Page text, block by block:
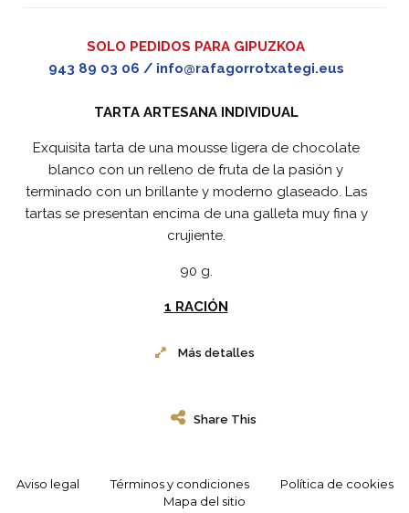
SOLO PEDIDOS PARA GIPUZKOA
943 89 03 06 / info@rafagorrotxategi.eus
TARTA ARTESANA INDIVIDUAL
Exquisita tarta de una mousse ligera de chocolate
blanco con un relleno de fruta de la pasión y
terminado con un brillante y moderno glaseado. Las
tartas se presentan encima de una galleta muy fina y
crujiente.
90 g.
1 RACIÓN
Más detalles
Share This
y FRUTOS
Aviso legal Términos y condiciones
Política de cookies
Mapa del sitio